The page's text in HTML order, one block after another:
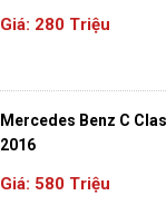
Giá: 280 Triệu
Mercedes Benz C
2016
Giá: 580 Triệu